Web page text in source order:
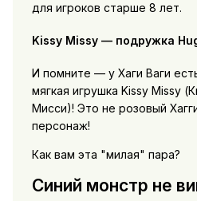
для игроков старше 8 лет.
Kissy Missy — подружка
И помните — у Хаги Ваги
мягкая игрушка Kissy Missy
Мисси)! Это не розовый
персонаж!
Как вам эта милая пара?
Синий монстр не